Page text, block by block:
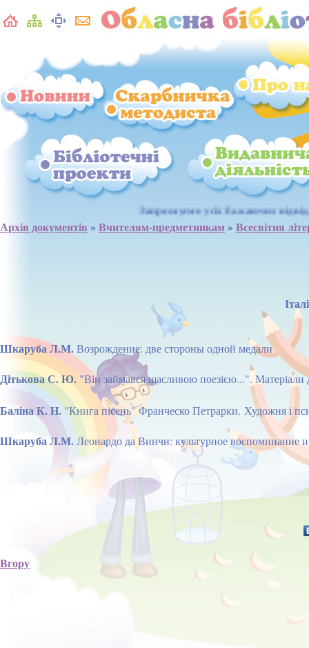
Запрошуємо усіх бажаючих відвідати
Архів документів » Вчителям-предметникам» Всесвітня
Шкаруба Л.М.Возрождение: две стороны одной медали
Дітькова С. Ю."Він займався щасливою поезією...".
Баліна К. Н."Книга пісень" Франческо Петрарки. Художня і
Шкаруба Л.М.Леонардо да Винчи: культурное воспоминание
Вгору